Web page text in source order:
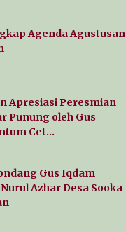
Agenda Agustusan
Apresiasi Peresmian
Punung oleh Gus
Cet…
Gus Iqdam
Azhar Desa Sooka